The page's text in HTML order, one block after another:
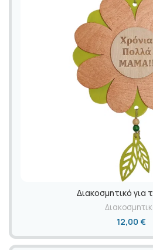
Διακοσμητικό για
12,00 €